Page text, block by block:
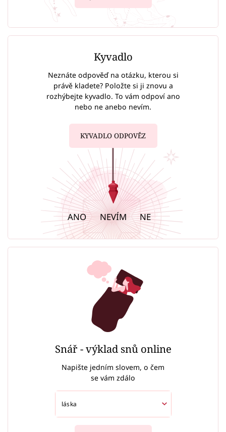
Kyvadlo
Neznáte odpověď na otázku, kterou si
právě kladete? Položte si ji znovu a
rozhýbejte kyvadlo. To vám odpoví ano
nebo ne anebo nevím.
KYVADLO ODPOVĚZ
ANO NEVÍM NE
Snář - výklad snů online
Napište jedním slovem, o čem
se vám zdálo